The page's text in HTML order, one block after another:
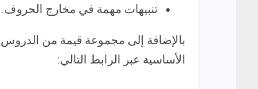
تنبيهات مهمة في مخارج الحروف.
بالإضافة إلى مجموعة قيمة من الدروس
الأساسية عبر الرابط التالي: